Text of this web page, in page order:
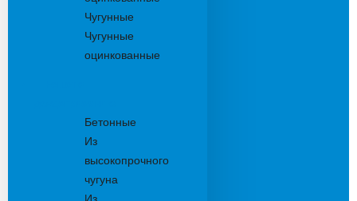
Чугунные
Чугунные
оцинкованные
Бетонные
Из
высокопрочного
чугуна